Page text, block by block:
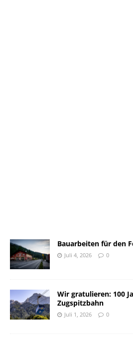
Bauarbeiten für den
Juli 4, 2026 0
Wir gratulieren: 100
Zugspitzbahn
Juli 1, 2026 0